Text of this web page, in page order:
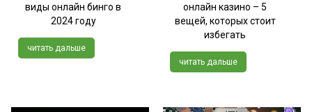
виды онлайн бинго в
2024 году
читать дальше
онлайн казино – 5
вещей, которых стоит
избегать
читать дальше